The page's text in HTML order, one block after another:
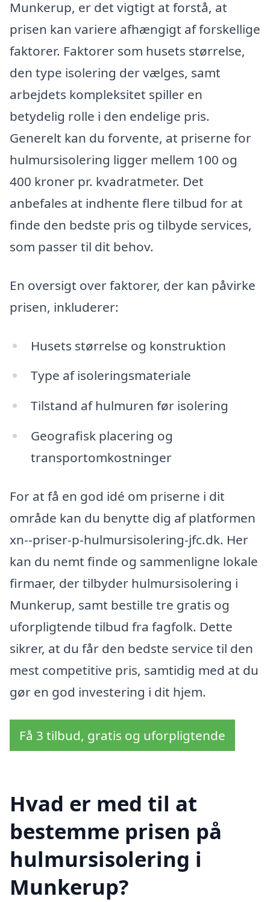
Munkerup, er det vigtigt at forstå, at
prisen kan variere afhængigt af forskellige
faktorer. Faktorer som husets størrelse,
den type isolering der vælges, samt
arbejdets kompleksitet spiller en
betydelig rolle i den endelige pris.
Generelt kan du forvente, at priserne for
hulmursisolering ligger mellem 100 og
400 kroner pr. kvadratmeter. Det
anbefales at indhente flere tilbud for at
finde den bedste pris og tilbyde services,
som passer til dit behov.
En oversigt over faktorer, der kan påvirke
prisen, inkluderer:
Husets størrelse og konstruktion
Type af isoleringsmateriale
Tilstand af hulmuren før isolering
Geografisk placering og
transportomkostninger
For at få en god idé om priserne i dit
område kan du benytte dig af platformen
xn--priser-p-hulmursisolering-jfc.dk. Her
kan du nemt finde og sammenligne lokale
firmaer, der tilbyder hulmursisolering i
Munkerup, samt bestille tre gratis og
uforpligtende tilbud fra fagfolk. Dette
sikrer, at du får den bedste service til den
mest competitive pris, samtidig med at du
gør en god investering i dit hjem.
Få 3 tilbud, gratis og uforpligtende
Hvad er med til at
bestemme prisen på
hulmursisolering i
Munkerup?